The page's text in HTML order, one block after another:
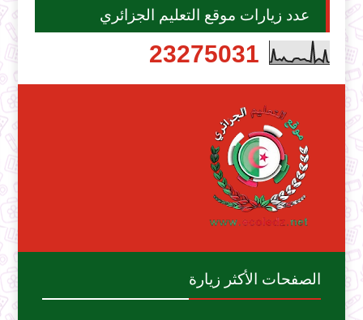
عدد زيارات موقع التعليم الجزائري
23275031
الصفحات الأكثر زيارة